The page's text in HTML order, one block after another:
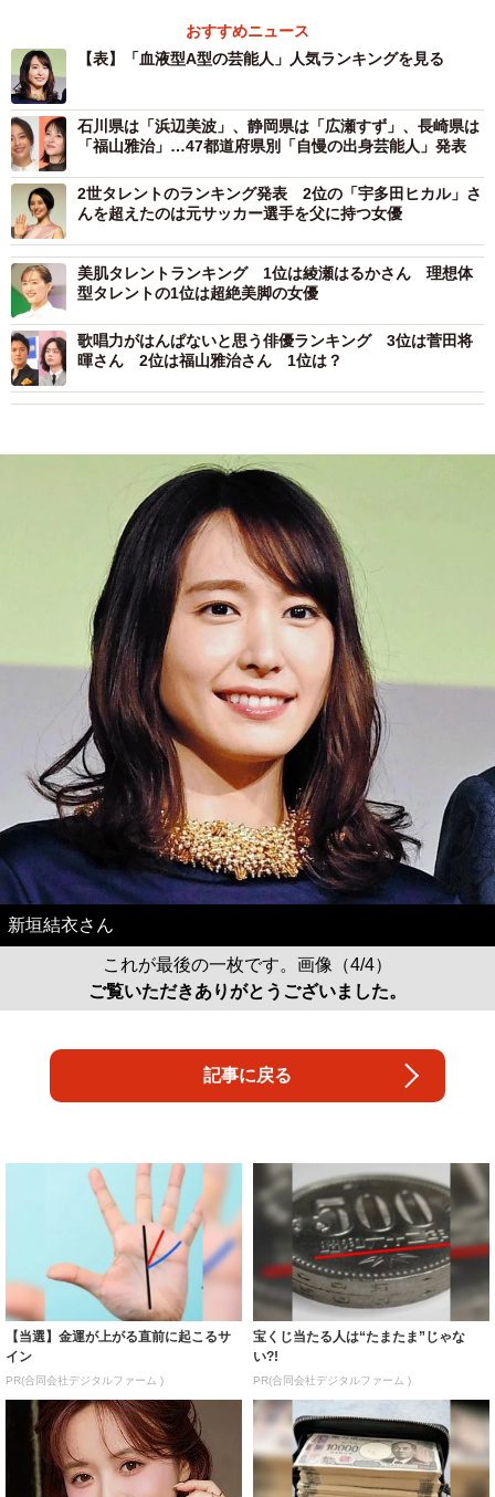
おすすめニュース
【表】「血液型A型の芸能人」人気ランキングを見る
石川県は「浜辺美波」、静岡県は「広瀬すず」、長崎県は
「福山雅治」…47都道府県別「自慢の出身芸能人」発表
2世タレントのランキング発表 2位の「宇多田ヒカル」さ
んを超えたのは元サッカー選手を父に持つ女優
美肌タレントランキング 1位は綾瀬はるかさん 理想体
型タレントの1位は超絶美脚の女優
歌唱力がはんぱないと思う俳優ランキング 3位は菅田将
暉さん 2位は福山雅治さん 1位は？
新垣結衣さん
これが最後の一枚です。画像（4/4）
ご覧いただきありがとうございました。
記事に戻る
【当選】金運が上がる直前に起こるサ
イン
PR(合同会社デジタルファーム )
宝くじ当たる人は“たまたま”じゃな
い?!
PR(合同会社デジタルファーム )